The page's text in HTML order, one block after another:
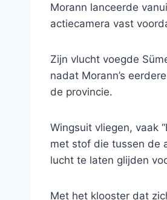
Morann lanceerde
actiecamera vast
Zijn vlucht voegde
nadat Morann’s
de provincie.
Wingsuit vliegen, vaak
met stof die tussen de
lucht te laten glijden
Met het klooster dat